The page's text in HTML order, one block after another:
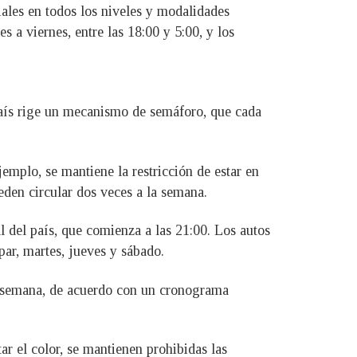
en todos los niveles y modalidades
a viernes, entre las 18:00 y 5:00, y los
rige un mecanismo de semáforo, que cada
se mantiene la restricción de estar en
circular dos veces a la semana.
país, que comienza a las 21:00. Los autos
martes, jueves y sábado.
de acuerdo con un cronograma
el color, se mantienen prohibidas las